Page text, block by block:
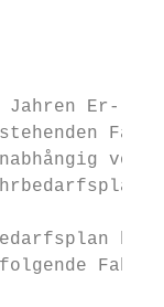
Jahren Er-
folgende